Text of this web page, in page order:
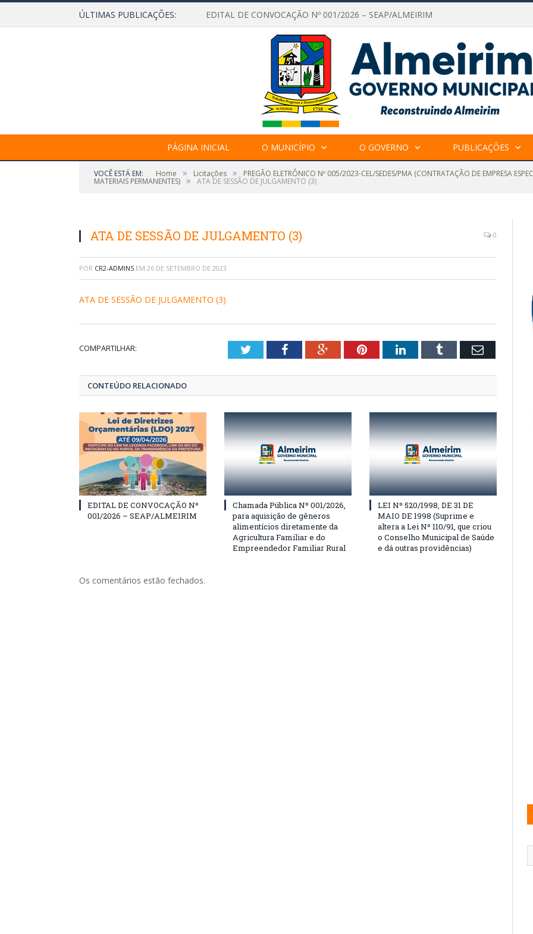
ÚLTIMAS PUBLICAÇÕES: EDITAL DE CONVOCAÇÃO Nº 001/2026 – SEAP/ALMEIRIM
PÁGINA INICIAL O MUNICÍPIO O GOVERNO PUBLICAÇÕES
VOCÊ ESTÁ EM: Home » Licitações » PREGÃO ELETRÔNICO Nº 005/2023-CEL/SEDES/PMA (CONTRATAÇÃO DE EMPRESA
MATERIAIS PERMANENTES) » ATA DE SESSÃO DE JULGAMENTO (3)
ATA DE SESSÃO DE JULGAMENTO (3) 0
POR CR2-ADMIN5 EM 26 DE SETEMBRO DE 2023
ATA DE SESSÃO DE JULGAMENTO (3)
COMPARTILHAR: TwitterFacebookGoogle+PinterestLinkedInTumblr Email
CONTEÚDO RELACIONADO
EDITAL DE CONVOCAÇÃO Nº
001/2026 – SEAP/ALMEIRIM
Chamada Pública Nº 001/2026,
para aquisição de gêneros
alimentícios diretamente da
Agricultura Familiar e do
Empreendedor Familiar Rural
LEI Nº 520/1998, DE 31 DE
MAIO DE 1998 (Suprime e
altera a Lei Nº 110/91, que criou
o Conselho Municipal de Saúde
e dá outras providências)
Os comentários estão fechados.